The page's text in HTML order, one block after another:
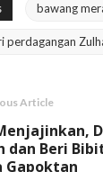
bawang
perdagangan
Article
dan Beri
Gapoktan